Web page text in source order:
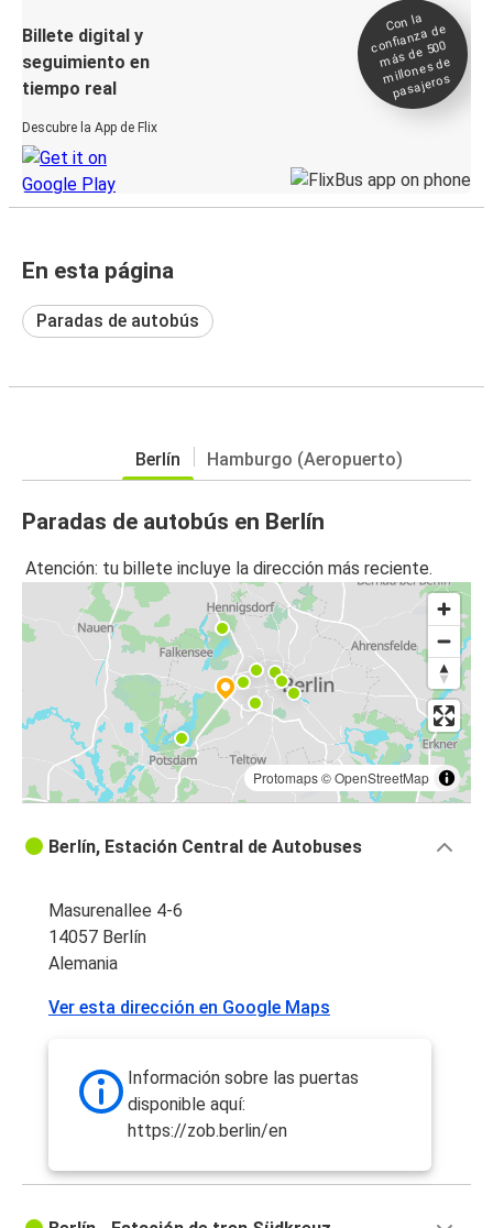
Billete digital y
seguimiento en
tiempo real
Descubre la App de Flix
Con la
confianza de
más de 500
millones de
pasajeros
En esta página
Paradas de autobús
Berlín Hamburgo (Aeropuerto)
Paradas de autobús en Berlín
Atención: tu billete incluye la dirección más reciente.
Protomaps©OpenStreetMap
Berlín, Estación Central de Autobuses
Masurenallee 4-6
14057 Berlín
Alemania
Ver esta dirección en Google Maps
Información sobre las puertas
disponible aquí:
https://zob.berlin/en